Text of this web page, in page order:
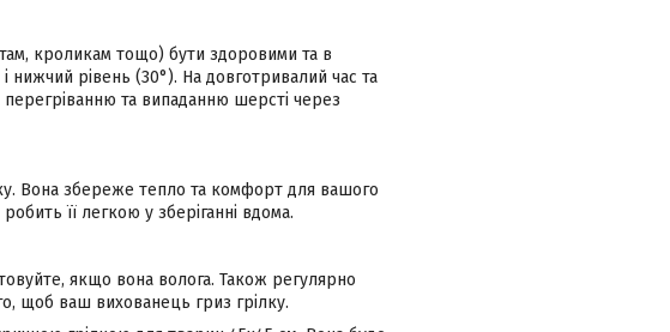
кроликам тощо) бути здоровими та в
нижчий рівень (30°). На довготривалий час та
та випаданню шерсті через
Вона збереже тепло та комфорт для вашого
її легкою у зберіганні вдома.
якщо вона волога. Також регулярно
щоб ваш вихованець гриз грілку.